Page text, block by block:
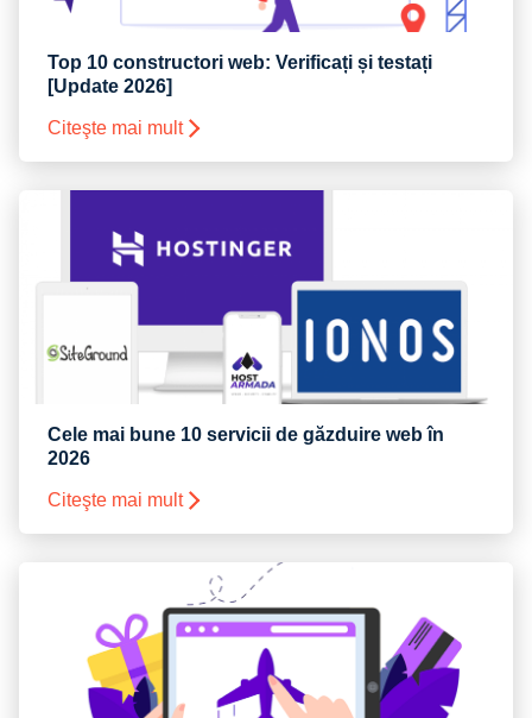
Top 10 constructori web: Verificați și testați
[Update 2026]
Citeşte mai mult
Cele mai bune 10 servicii de găzduire web în
2026
Citeşte mai mult